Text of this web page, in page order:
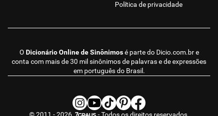
O Dicionário Online de Sinônimosé parte do Dicio.com.bre
conta com mais de 30 mil sinônimos de palavras e de expressões
em português do Brasil.
Política de privacidade